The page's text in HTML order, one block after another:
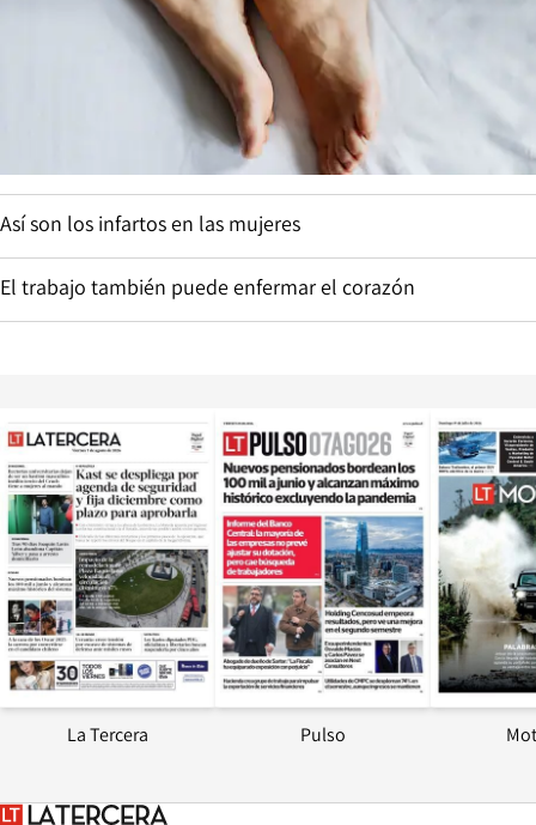
Así son los infartos en las mujeres
El trabajo también puede enfermar el corazón
Opens in new window
La Tercera
Opens in
Pulso